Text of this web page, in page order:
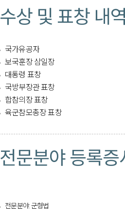
수상 및 표창 내
국가유공자
보국훈장 삼일장
대통령 표창
국방부장관 표창
합참의장 표창
육군참모총장 표창​
전문분야 등록증
전문분야: 군형법